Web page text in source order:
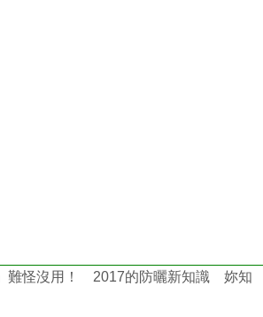
」難怪沒用！ 2017的防曬新知識 妳知